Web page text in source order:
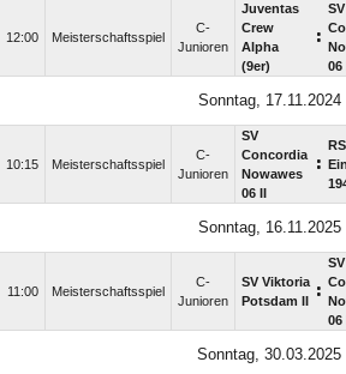
12:00 Meisterschaftsspiel
C-
Junioren
Juventas
Crew
Alpha
(9er)
:
SV
06 II
Sonntag, 17.11.2024
10:15 Meisterschaftsspiel
C-
Junioren
SV
Concordia
Nowawes
06 II
:
Sonntag, 16.11.2025
11:00 Meisterschaftsspiel
C-
Junioren
SV Viktoria
Potsdam II
:
SV
06 II
Sonntag, 30.03.2025